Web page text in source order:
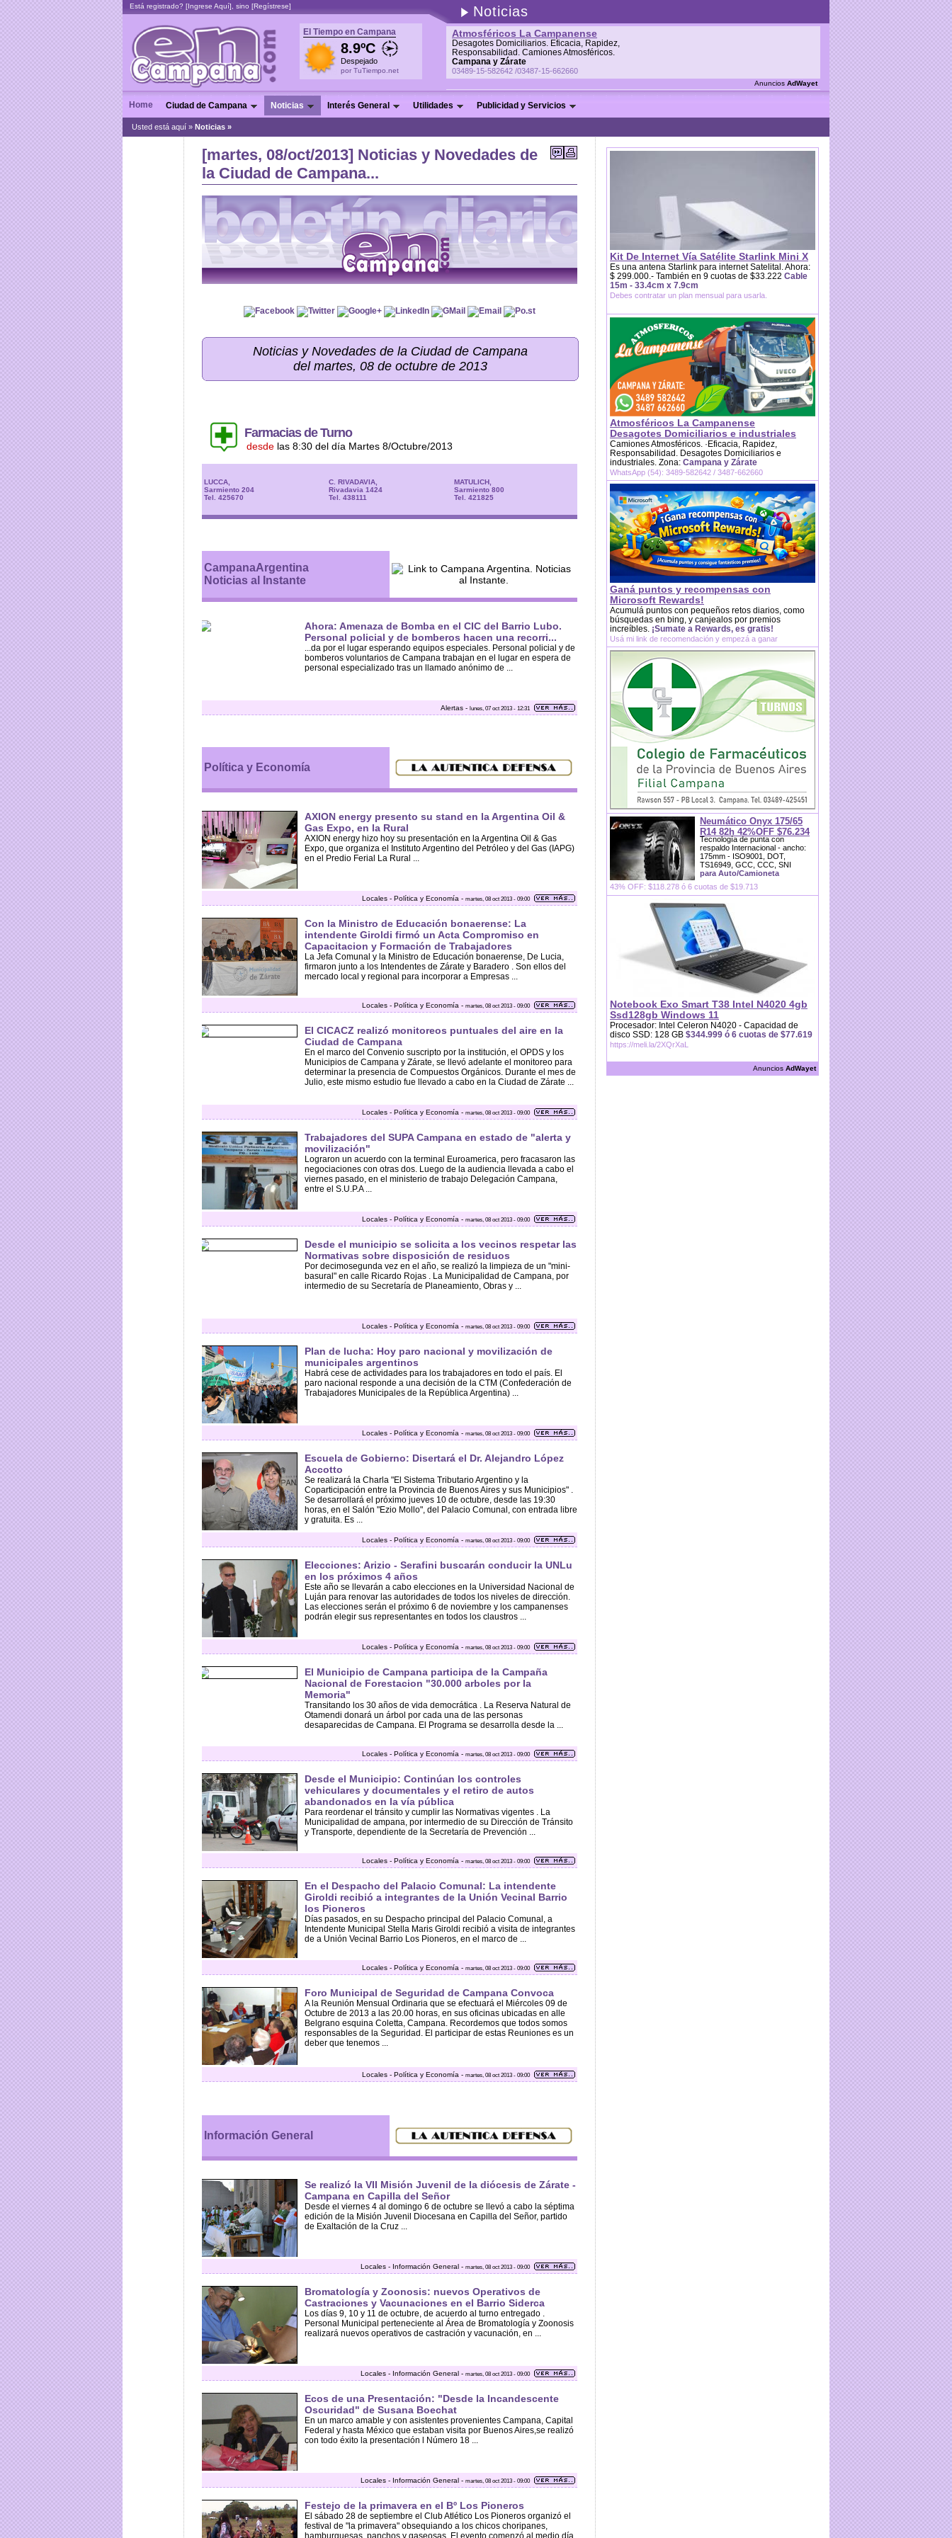
Está registrado? [Ingrese Aquí], sino [Regístrese] Noticias
Atmosféricos La Campanense
Desagotes Domiciliarios. Eficacia, Rapidez,
Responsabilidad. Camiones Atmosféricos.
Campana y Zárate
03489-15-582642 /03487-15-662660
Anuncios AdWayet
El Tiempo en Campana
8.9ºC
Despejado
por TuTiempo.net
Home Ciudad de Campana Noticias Interés General Utilidades Publicidad y Servicios
Usted está aquí » Noticias »
[martes, 08/oct/2013] Noticias y Novedades de
la Ciudad de Campana...
Noticias y Novedades de la Ciudad de Campana
del martes, 08 de octubre de 2013
Farmacias de Turno
desde las 8:30 del día Martes 8/Octubre/2013
LUCCA,
Sarmiento 204
Tel. 425670
C. RIVADAVIA,
Rivadavia 1424
Tel. 438111
MATULICH,
Sarmiento 800
Tel. 421825
CampanaArgentina
Noticias al Instante
Ahora: Amenaza de Bomba en el CIC del Barrio Lubo.
Personal policial y de bomberos hacen una recorri...
...da por el lugar esperando equipos especiales. Personal policial y de
bomberos voluntarios de Campana trabajan en el lugar en espera de
personal especializado tras un llamado anónimo de ...
Alertas - lunes, 07 oct 2013 - 12:31
Política y Economía
AXION energy presento su stand en la Argentina Oil &
Gas Expo, en la Rural
AXION energy hizo hoy su presentación en la Argentina Oil & Gas
Expo, que organiza el Instituto Argentino del Petróleo y del Gas (IAPG)
en el Predio Ferial La Rural ...
Locales - Política y Economía - martes, 08 oct 2013 - 09:00
Con la Ministro de Educación bonaerense: La
intendente Giroldi firmó un Acta Compromiso en
Capacitacion y Formación de Trabajadores
La Jefa Comunal y la Ministro de Educación bonaerense, De Lucia,
firmaron junto a los Intendentes de Zárate y Baradero . Son ellos del
mercado local y regional para incorporar a Empresas ...
Locales - Política y Economía - martes, 08 oct 2013 - 09:00
El CICACZ realizó monitoreos puntuales del aire en la
Ciudad de Campana
En el marco del Convenio suscripto por la institución, el OPDS y los
Municipios de Campana y Zárate, se llevó adelante el monitoreo para
determinar la presencia de Compuestos Orgánicos. Durante el mes de
Julio, este mismo estudio fue llevado a cabo en la Ciudad de Zárate ...
Locales - Política y Economía - martes, 08 oct 2013 - 09:00
Trabajadores del SUPA Campana en estado de "alerta y
movilización"
Lograron un acuerdo con la terminal Euroamerica, pero fracasaron las
negociaciones con otras dos. Luego de la audiencia llevada a cabo el
viernes pasado, en el ministerio de trabajo Delegación Campana,
entre el S.U.P.A ...
Locales - Política y Economía - martes, 08 oct 2013 - 09:00
Desde el municipio se solicita a los vecinos respetar las
Normativas sobre disposición de residuos
Por decimosegunda vez en el año, se realizó la limpieza de un "mini-
basural" en calle Ricardo Rojas . La Municipalidad de Campana, por
intermedio de su Secretaría de Planeamiento, Obras y ...
Locales - Política y Economía - martes, 08 oct 2013 - 09:00
Plan de lucha: Hoy paro nacional y movilización de
municipales argentinos
Habrá cese de actividades para los trabajadores en todo el país. El
paro nacional responde a una decisión de la CTM (Confederación de
Trabajadores Municipales de la República Argentina) ...
Locales - Política y Economía - martes, 08 oct 2013 - 09:00
Escuela de Gobierno: Disertará el Dr. Alejandro López
Accotto
Se realizará la Charla "El Sistema Tributario Argentino y la
Coparticipación entre la Provincia de Buenos Aires y sus Municipios" .
Se desarrollará el próximo jueves 10 de octubre, desde las 19:30
horas, en el Salón "Ezio Mollo", del Palacio Comunal, con entrada libre
y gratuita. Es ...
Locales - Política y Economía - martes, 08 oct 2013 - 09:00
Elecciones: Arizio - Serafini buscarán conducir la UNLu
en los próximos 4 años
Este año se llevarán a cabo elecciones en la Universidad Nacional de
Luján para renovar las autoridades de todos los niveles de dirección.
Las elecciones serán el próximo 6 de noviembre y los campanenses
podrán elegir sus representantes en todos los claustros ...
Locales - Política y Economía - martes, 08 oct 2013 - 09:00
El Municipio de Campana participa de la Campaña
Nacional de Forestacion "30.000 arboles por la
Memoria"
Transitando los 30 años de vida democrática . La Reserva Natural de
Otamendi donará un árbol por cada una de las personas
desaparecidas de Campana. El Programa se desarrolla desde la ...
Locales - Política y Economía - martes, 08 oct 2013 - 09:00
Desde el Municipio: Continúan los controles
vehiculares y documentales y el retiro de autos
abandonados en la vía pública
Para reordenar el tránsito y cumplir las Normativas vigentes . La
Municipalidad de ampana, por intermedio de su Dirección de Tránsito
y Transporte, dependiente de la Secretaría de Prevención ...
Locales - Política y Economía - martes, 08 oct 2013 - 09:00
En el Despacho del Palacio Comunal: La intendente
Giroldi recibió a integrantes de la Unión Vecinal Barrio
los Pioneros
Días pasados, en su Despacho principal del Palacio Comunal, a
Intendente Municipal Stella Maris Giroldi recibió a visita de integrantes
de a Unión Vecinal Barrio Los Pioneros, en el marco de ...
Locales - Política y Economía - martes, 08 oct 2013 - 09:00
Foro Municipal de Seguridad de Campana Convoca
A la Reunión Mensual Ordinaria que se efectuará el Miércoles 09 de
Octubre de 2013 a las 20.00 horas, en sus oficinas ubicadas en alle
Belgrano esquina Coletta, Campana. Recordemos que todos somos
responsables de la Seguridad. El participar de estas Reuniones es un
deber que tenemos ...
Locales - Política y Economía - martes, 08 oct 2013 - 09:00
Información General
Se realizó la VII Misión Juvenil de la diócesis de Zárate -
Campana en Capilla del Señor
Desde el viernes 4 al domingo 6 de octubre se llevó a cabo la séptima
edición de la Misión Juvenil Diocesana en Capilla del Señor, partido
de Exaltación de la Cruz ...
Locales - Información General - martes, 08 oct 2013 - 09:00
Bromatología y Zoonosis: nuevos Operativos de
Castraciones y Vacunaciones en el Barrio Siderca
Los días 9, 10 y 11 de octubre, de acuerdo al turno entregado .
Personal Municipal perteneciente al Área de Bromatología y Zoonosis
realizará nuevos operativos de castración y vacunación, en ...
Locales - Información General - martes, 08 oct 2013 - 09:00
Ecos de una Presentación: "Desde la Incandescente
Oscuridad" de Susana Boechat
En un marco amable y con asistentes provenientes Campana, Capital
Federal y hasta México que estaban visita por Buenos Aires,se realizó
con todo éxito la presentación l Número 18 ...
Locales - Información General - martes, 08 oct 2013 - 09:00
Festejo de la primavera en el Bº Los Pioneros
El sábado 28 de septiembre el Club Atlético Los Pioneros organizó el
festival de "la primavera" obsequiando a los chicos choripanes,
hamburguesas, panchos y gaseosas. El evento comenzó al medio día
Kit De Internet Vía Satélite Starlink Mini X
Es una antena Starlink para internet Satelital. Ahora:
$ 299.000.- También en 9 cuotas de $33.222 Cable
15m - 33.4cm x 7.9cm
Debes contratar un plan mensual para usarla.
Atmosféricos La Campanense
Desagotes Domiciliarios e industriales
Camiones Atmosféricos. ·Eficacia, Rapidez,
Responsabilidad. Desagotes Domiciliarios e
industriales. Zona: Campana y Zárate
WhatsApp (54): 3489-582642 / 3487-662660
Ganá puntos y recompensas con
Microsoft Rewards!
Acumulá puntos con pequeños retos diarios, como
búsquedas en bing, y canjealos por premios
increíbles. ¡Sumate a Rewards, es gratis!
Usá mi link de recomendación y empezá a ganar
Neumático Onyx 175/65
R14 82h 42%OFF $76.234
Tecnología de punta con
respaldo Internacional - ancho:
175mm - ISO9001, DOT,
TS16949, GCC, CCC, SNI
para Auto/Camioneta
43% OFF: $118.278 ó 6 cuotas de $19.713
Notebook Exo Smart T38 Intel N4020 4gb
Ssd128gb Windows 11
Procesador: Intel Celeron N4020 - Capacidad de
disco SSD: 128 GB $344.999 ó 6 cuotas de $77.619
https://meli.la/2XQrXaL
Anuncios AdWayet